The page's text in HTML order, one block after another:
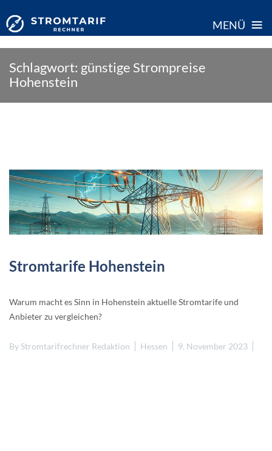
MENÜ ≡
content
Schlagwort: günstige Strompreise
Hohenstein
Stromtarife Hohenstein
Warum macht es Sinn in Hohenstein aktuelle Stromtarife und
Anbieter zu vergleichen?
By Stromtarifrechner Redaktion Hessen 9. November 2023